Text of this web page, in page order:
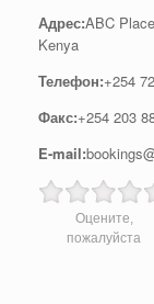
Адрес:ABC
Kenya
Телефон:+254
Факс:+254 203
E-mail:
Оцените,
пожалуйста
Post navigation